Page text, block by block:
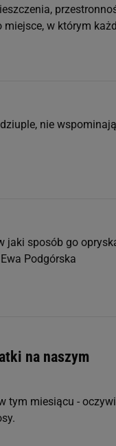
miejsce, w którym
nie
jaki sposób go
Podgórska
na naszym
tym miesiącu -